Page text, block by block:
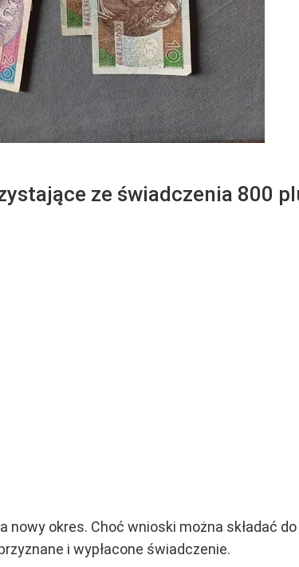
ze świadczenia 800
nowy okres. Choć wnioski można składać
i wypłacone świadczenie.